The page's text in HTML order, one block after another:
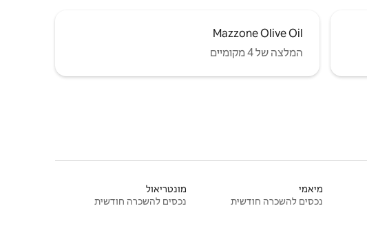
Mazzone Olive Oil
המלצה של 4 מקומיים
מיאמי
נכסים להשכרה חודשית
מונטריאול
נכסים להשכרה חודשית